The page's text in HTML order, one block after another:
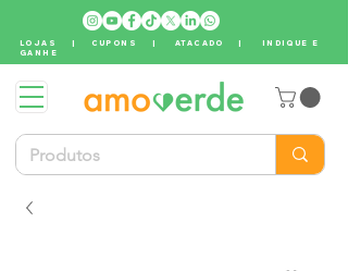
LOJAS | CUPONS |ATACADO | INDIQUE E
GANHE